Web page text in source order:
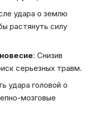
удара о землю
растянуть силу
: Снизив
серьезных травм.
удара головой о
мозговые